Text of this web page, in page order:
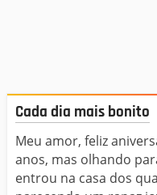
Cada dia mais bonito
Meu amor, feliz
anos, mas olhando
entrou na casa dos